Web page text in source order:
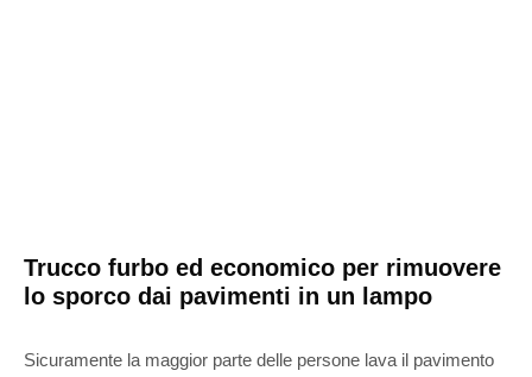
Trucco furbo ed economico per rimuovere
lo sporco dai pavimenti in un lampo
Sicuramente la maggior parte delle persone lava il pavimento